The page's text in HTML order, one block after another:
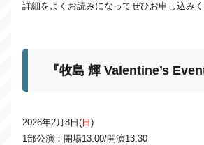
詳細をよくお読みになってぜひお申し込みく
『牧島 輝 Valentine’s
2026年2月8日( 日 )
1部公演：開場13:00/開演13:30